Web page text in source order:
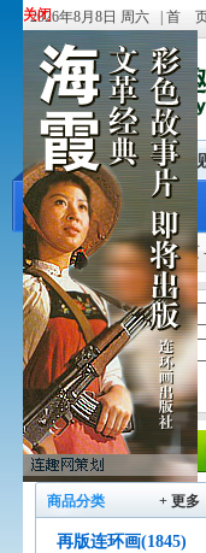
关闭
关闭
2026年8月8日 周六 | 首
商城首页 旗
您现在的位置：商城首页
用户名：
密 码：
商品分类 + 更多
再版连环画(1845)